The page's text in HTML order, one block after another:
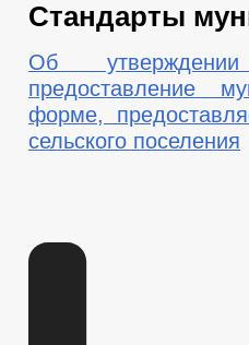
Стандарты
Об
предоставление
форме,
сельского поселения